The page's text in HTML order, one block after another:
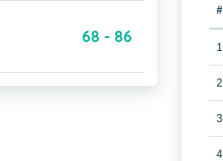
68 - 86
#
1
2
3
4